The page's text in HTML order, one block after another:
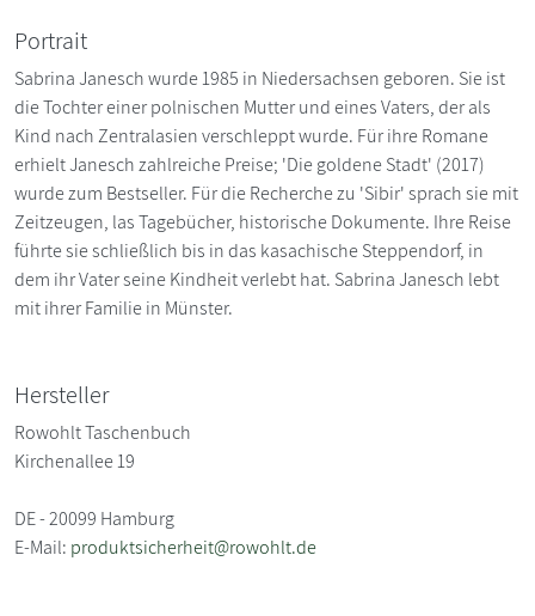
Portrait
Sabrina Janesch wurde 1985 in Niedersachsen geboren. Sie ist
die Tochter einer polnischen Mutter und eines Vaters, der als
Kind nach Zentralasien verschleppt wurde. Für ihre Romane
erhielt Janesch zahlreiche Preise; 'Die goldene Stadt' (2017)
wurde zum Bestseller. Für die Recherche zu 'Sibir' sprach sie mit
Zeitzeugen, las Tagebücher, historische Dokumente. Ihre Reise
führte sie schließlich bis in das kasachische Steppendorf, in
dem ihr Vater seine Kindheit verlebt hat. Sabrina Janesch lebt
mit ihrer Familie in Münster.
Hersteller
Rowohlt Taschenbuch
Kirchenallee 19
DE - 20099 Hamburg
E-Mail: produktsicherheit@rowohlt.de